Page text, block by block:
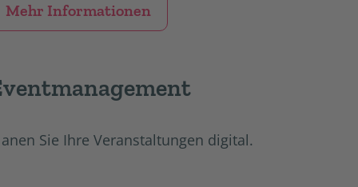
Mehr Informationen
Sie Ihre Veranstaltungen digital.